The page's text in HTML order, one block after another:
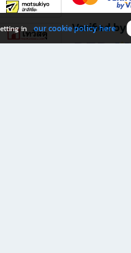
Verified by
in our cookie policy here